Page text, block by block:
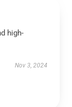
high-
Nov 3, 2024